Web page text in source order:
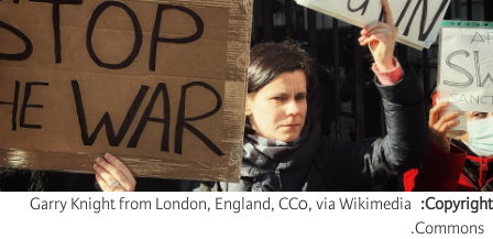
Copyright
Garry Knight from London, England, CC0, via Wikimedia
Commons.